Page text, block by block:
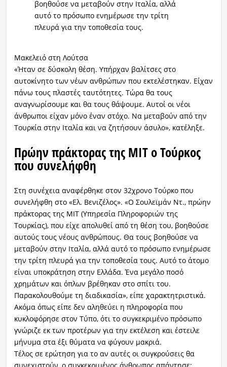
βοηθούσε να μεταβούν στην Ιταλία, αλλά
αυτό το πρόσωπο ενημέρωσε την τρίτη
πλευρά για την τοποθεσία τους.
Μακελειό στη Λούτσα
«Ήταν σε δύσκολη θέση. Υπήρχαν βαλίτσες στο
αυτοκίνητο των νέων ανθρώπων που εκτελέστηκαν. Είχαν
πάνω τους πλαστές ταυτότητες. Τώρα θα τους
αναγνωρίσουμε και θα τους θάψουμε. Αυτοί οι νέοι
άνθρωποι είχαν μόνο έναν στόχο. Να μεταβούν από την
Τουρκία στην Ιταλία και να ζητήσουν άσυλο», κατέληξε.
Πρώην πράκτορας της MIT o Τούρκος
που συνελήφθη
Στη συνέχεια αναφέρθηκε στον 32χρονο Τούρκο που
συνελήφθη στο «Ελ. Βενιζέλος». «Ο Σουλεϊμάν Ντ., πρώην
πράκτορας της MIT (Υπηρεσία Πληροφοριών της
Τουρκίας), που είχε απολυθεί από τη θέση του, βοηθούσε
αυτούς τους νέους ανθρώπους. Θα τους βοηθούσε να
μεταβούν στην Ιταλία, αλλά αυτό το πρόσωπο ενημέρωσε
την τρίτη πλευρά για την τοποθεσία τους. Αυτό το άτομο
είναι υποκράτηση στην Ελλάδα. Ένα μεγάλο ποσό
χρημάτων και όπλων βρέθηκαν στο σπίτι του.
Παρακολουθούμε τη διαδικασία», είπε χαρακτητριστικά.
Ακόμα όπως είπε δεν αληθεύει η πληροφορία που
κυκλοφόρησε στον Τύπο, ότι το συγκεκριμένο πρόσωπο
γνώριζε εκ των προτέρων για την εκτέλεση και έστειλε
μήνυμα στα έξι θύματα να φύγουν μακριά.
Τέλος σε ερώτηση για το αν αυτές οι συγκρούσεις θα